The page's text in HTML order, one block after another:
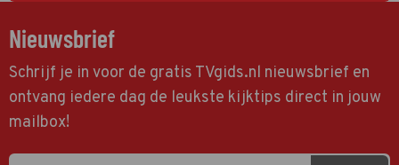
Nieuwsbrief
Schrijf je in voor de gratis TVgids.nl nieuwsbrief en
ontvang iedere dag de leukste kijktips direct in jouw
mailbox!